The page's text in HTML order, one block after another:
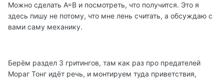
Можно сделать А=B и посмотреть, что получится. Это я
здесь пишу не потому, что мне лень считать, а обсуждаю с
вами саму механику.
Берём раздел 3 гритингов, там как раз про предателей
Мораг Тонг идёт речь, и монтируем туда приветствия,